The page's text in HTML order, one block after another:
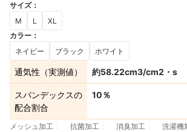
サイズ：
M
L
XL
カラー ：
ネイビー
ブラック ホワイト
通気性（実測値） 約58.22cm3/cm2・s
スパンデックスの
配合割合
10％
メッシュ加工 抗菌加工 消臭加工 洗濯機